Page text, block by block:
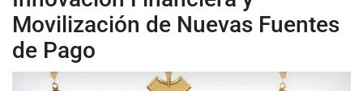
Movilización de Nuevas Fuentes
de Pago